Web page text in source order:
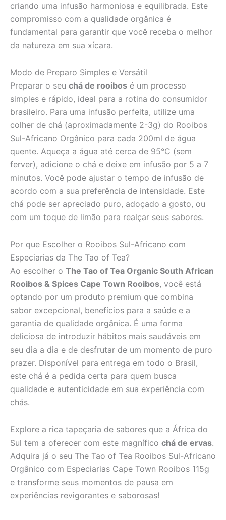
criando uma infusão harmoniosa e equilibrada. Este
compromisso com a qualidade orgânica é
fundamental para garantir que você receba o melhor
da natureza em sua xícara.
Modo de Preparo Simples e Versátil
Preparar o seu chá de rooibos é um processo
simples e rápido, ideal para a rotina do consumidor
brasileiro. Para uma infusão perfeita, utilize uma
colher de chá (aproximadamente 2-3g) do Rooibos
Sul-Africano Orgânico para cada 200ml de água
quente. Aqueça a água até cerca de 95°C (sem
ferver), adicione o chá e deixe em infusão por 5 a 7
minutos. Você pode ajustar o tempo de infusão de
acordo com a sua preferência de intensidade. Este
chá pode ser apreciado puro, adoçado a gosto, ou
com um toque de limão para realçar seus sabores.
Por que Escolher o Rooibos Sul-Africano com
Especiarias da The Tao of Tea?
Ao escolher o The Tao of Tea Organic South African
Rooibos & Spices Cape Town Rooibos, você está
optando por um produto premium que combina
sabor excepcional, benefícios para a saúde e a
garantia de qualidade orgânica. É uma forma
deliciosa de introduzir hábitos mais saudáveis em
seu dia a dia e de desfrutar de um momento de puro
prazer. Disponível para entrega em todo o Brasil,
este chá é a pedida certa para quem busca
qualidade e autenticidade em sua experiência com
chás.
Explore a rica tapeçaria de sabores que a África do
Sul tem a oferecer com este magnífico chá de ervas.
Adquira já o seu The Tao of Tea Rooibos Sul-Africano
Orgânico com Especiarias Cape Town Rooibos 115g
e transforme seus momentos de pausa em
experiências revigorantes e saborosas!